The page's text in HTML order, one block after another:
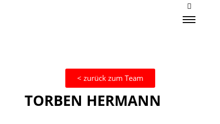
< zurück zum Team
TORBEN HERMANN